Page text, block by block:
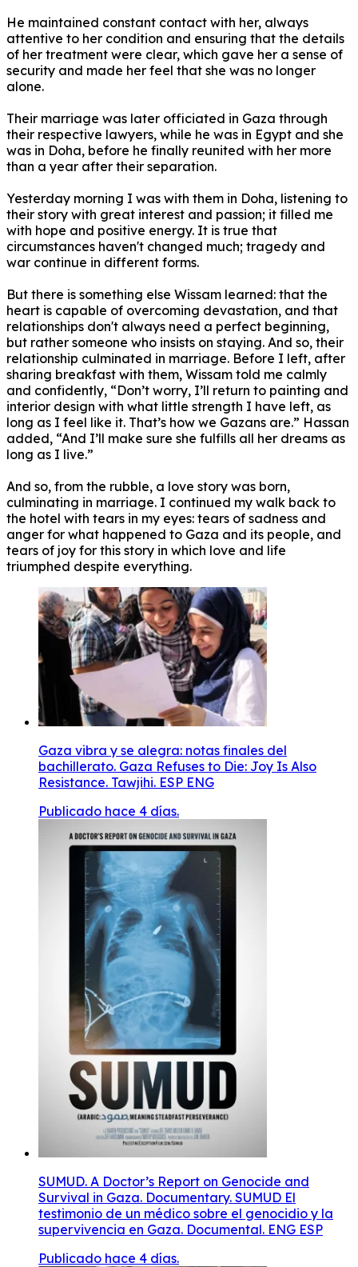
He maintained constant contact with her, always
attentive to her condition and ensuring that the details
of her treatment were clear, which gave her a sense of
security and made her feel that she was no longer
alone.
Their marriage was later officiated in Gaza through
their respective lawyers, while he was in Egypt and she
was in Doha, before he finally reunited with her more
than a year after their separation.
Yesterday morning I was with them in Doha, listening to
their story with great interest and passion; it filled me
with hope and positive energy. It is true that
circumstances haven't changed much; tragedy and
war continue in different forms.
But there is something else Wissam learned: that the
heart is capable of overcoming devastation, and that
relationships don't always need a perfect beginning,
but rather someone who insists on staying. And so, their
relationship culminated in marriage. Before I left, after
sharing breakfast with them, Wissam told me calmly
and confidently, “Don’t worry, I’ll return to painting and
interior design with what little strength I have left, as
long as I feel like it. That’s how we Gazans are.” Hassan
added, “And I’ll make sure she fulfills all her dreams as
long as I live.”
And so, from the rubble, a love story was born,
culminating in marriage. I continued my walk back to
the hotel with tears in my eyes: tears of sadness and
anger for what happened to Gaza and its people, and
tears of joy for this story in which love and life
triumphed despite everything.
Gaza vibra y se alegra: notas finales del
bachillerato. Gaza Refuses to Die: Joy Is Also
Resistance. Tawjihi. ESP ENG
Publicado hace 4 días.
SUMUD. A Doctor’s Report on Genocide and
Survival in Gaza. Documentary. SUMUD El
testimonio de un médico sobre el genocidio y la
supervivencia en Gaza. Documental. ENG ESP
Publicado hace 4 días.